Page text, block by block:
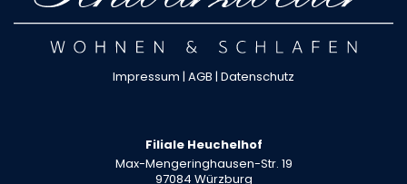
Impressum | AGB | Datenschutz
Filiale Heuchelhof
Max-Mengeringhausen-Str. 19
97084 Würzburg